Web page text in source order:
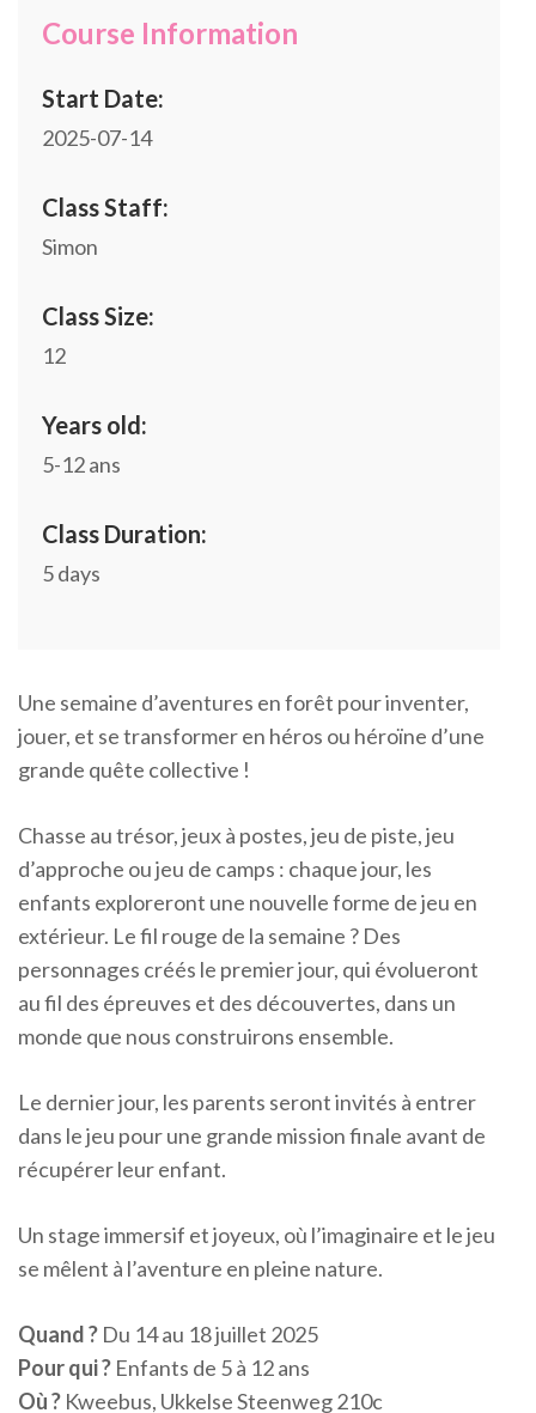
Course Information
Start Date:
2025-07-14
Class Staff:
Simon
Class Size:
12
Years old:
5-12 ans
Class Duration:
5 days
Une semaine d’aventures en forêt pour inventer,
jouer, et se transformer en héros ou héroïne d’une
grande quête collective !
Chasse au trésor, jeux à postes, jeu de piste, jeu
d’approche ou jeu de camps : chaque jour, les
enfants exploreront une nouvelle forme de jeu en
extérieur. Le fil rouge de la semaine ? Des
personnages créés le premier jour, qui évolueront
au fil des épreuves et des découvertes, dans un
monde que nous construirons ensemble.
Le dernier jour, les parents seront invités à entrer
dans le jeu pour une grande mission finale avant de
récupérer leur enfant.
Un stage immersif et joyeux, où l’imaginaire et le jeu
se mêlent à l’aventure en pleine nature.
Quand ? Du 14 au 18 juillet 2025
Pour qui ? Enfants de 5 à 12 ans
Où ? Kweebus, Ukkelse Steenweg 210c